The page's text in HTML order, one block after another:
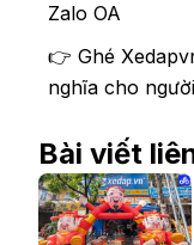
Zalo OA
👉 Ghé
nghĩa cho
Bài viết